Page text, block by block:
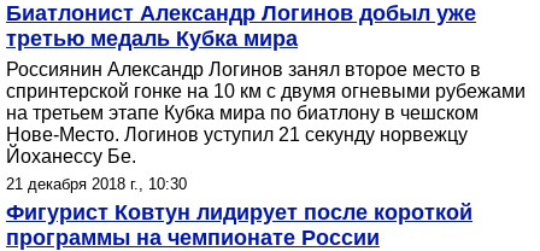
Биатлонист Александр Логинов добыл уже
третью медаль Кубка мира
Россиянин Александр Логинов занял второе место в
спринтерской гонке на 10 км с двумя огневыми рубежами
на третьем этапе Кубка мира по биатлону в чешском
Нове-Место. Логинов уступил 21 секунду норвежцу
Йоханессу Бе.
21 декабря 2018 г., 10:30
Фигурист Ковтун лидирует после короткой
программы на чемпионате России